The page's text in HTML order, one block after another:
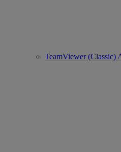
TeamViewer (Classic)